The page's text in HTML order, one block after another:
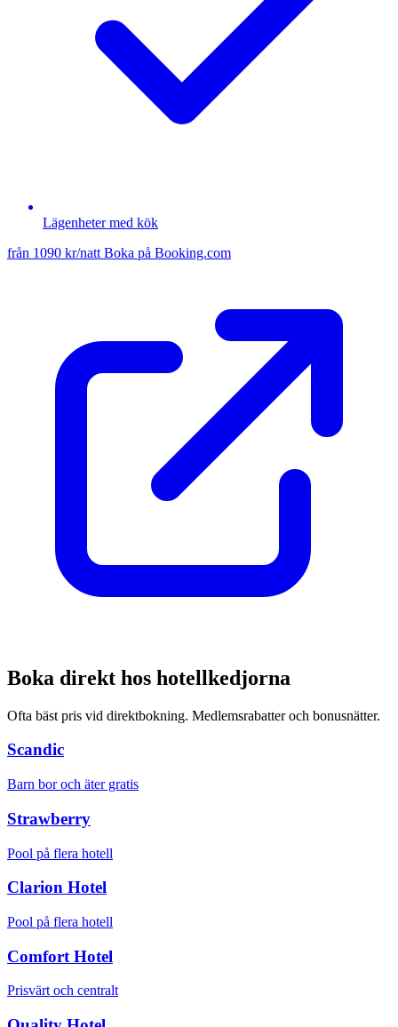
Lägenheter med kök
från 1090 kr/natt Boka på Booking.com
Boka direkt hos hotellkedjorna
Ofta bäst pris vid direktbokning. Medlemsrabatter och bonusnätter.
Scandic
Barn bor och äter gratis
Strawberry
Pool på flera hotell
Clarion Hotel
Pool på flera hotell
Comfort Hotel
Prisvärt och centralt